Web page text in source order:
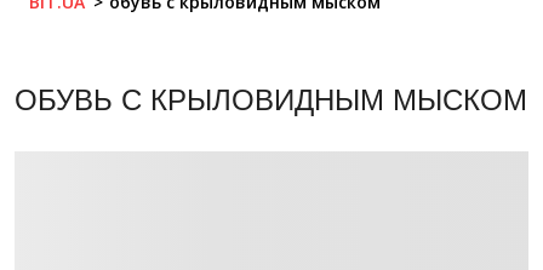
ОБУВЬ С КРЫЛОВИДНЫМ МЫСКОМ